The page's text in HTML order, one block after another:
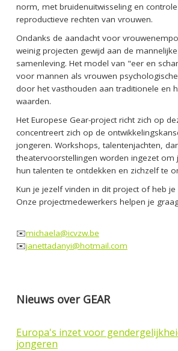
norm, met bruidenuitwisseling en
reproductieve rechten van vrouwen.
Ondanks de aandacht voor
weinig projecten gewijd aan de
samenleving. Het model van "eer en
voor mannen als vrouwen
door het vasthouden aan traditionele en
waarden.
Het Europese Gear-project richt zich op
concentreert zich op de
jongeren. Workshops, talentenjachten,
theatervoorstellingen worden ingezet om
hun talenten te ontdekken en zichzelf te
Kun je jezelf vinden in dit project of heb
Onze projectmedewerkers helpen je
✉️michaela@icvzw.be
✉️janettadanyi@hotmail.com
Nieuws over GEAR
Europa's inzet voor
jongeren